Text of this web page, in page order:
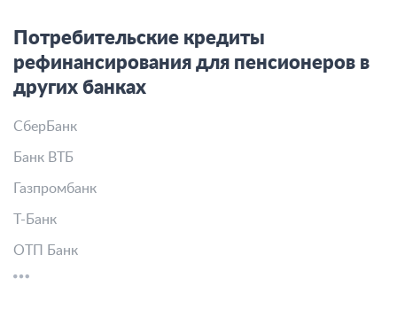
Потребительские кредиты
рефинансирования для пенсионеров в
других банках
СберБанк
Банк ВТБ
Газпромбанк
Т-Банк
ОТП Банк